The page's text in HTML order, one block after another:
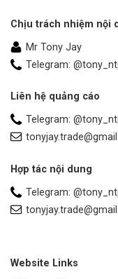
Chịu trách nhiệm nội
Mr Tony Jay
Telegram:
Liên hệ quảng cáo
Telegram:
Hợp tác nội dung
Telegram:
Website Links